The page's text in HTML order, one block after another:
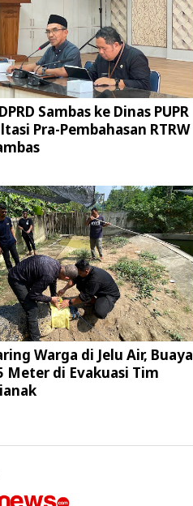
Sambas ke Dinas PUPR
Pra-Pembahasan RTRW
Warga di Jelu Air, Buaya
Meter di Evakuasi Tim